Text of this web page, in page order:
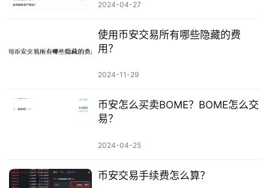
2024-04-27
使用币安交易所有哪些隐藏的费
用？
2024-11-29
币安怎么买卖BOME？BOME怎么交
易？
2024-04-25
币安交易手续费怎么算？